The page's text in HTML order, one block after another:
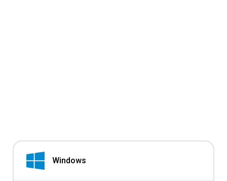
Windows